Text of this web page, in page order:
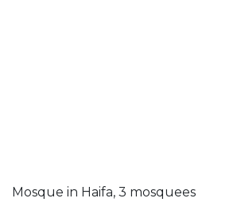
Mosque in Haifa, 3 mosquees